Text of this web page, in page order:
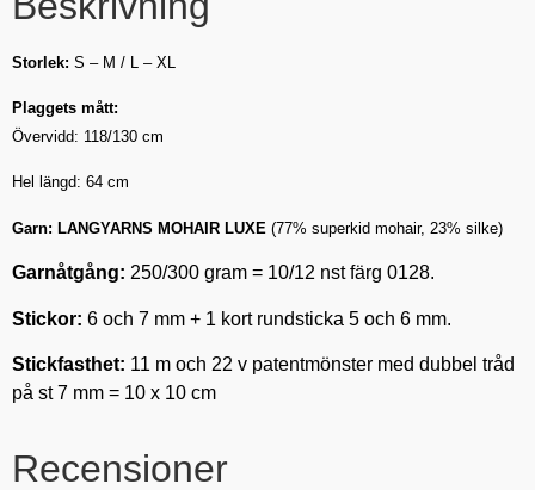
Storlek: S – M / L – XL
Plaggets mått:
Övervidd: 118/130 cm
Hel längd: 64 cm
Garn: LANGYARNS MOHAIR LUXE (77% superkid mohair, 23% silke)
Garnåtgång: 250/300 gram = 10/12 nst färg 0128.
Stickor: 6 och 7 mm + 1 kort rundsticka 5 och 6 mm.
Stickfasthet: 11 m och 22 v patentmönster med dubbel tråd
på st7 mm = 10 x 10 cm
Recensioner